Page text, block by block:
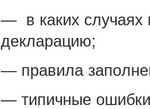
— в каких случаях
декларацию;
— правила
— типичные